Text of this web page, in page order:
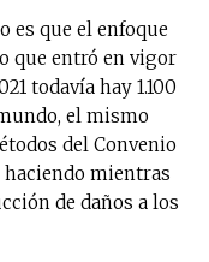
es que el enfoque
que entró en vigor
todavía hay 1.100
el mismo
del Convenio
mientras
de daños a los